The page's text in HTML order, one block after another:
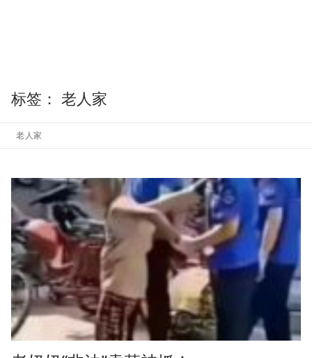
标签： 老人家
老人家